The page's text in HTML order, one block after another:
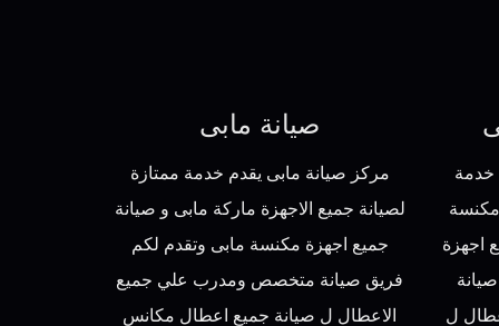
صيانة مابى
مركز صيانة مابى يقدم خدمة ممتازة
لصيانة جميع الاجهزة ماركة مابى و صيانة
جميع اجهزة مكنسة مابى وتقدم لكم
فريق صيانة متخصص ومدرب علي جميع
الاعطال ل صيانة جميع اعطال مكانس
خدمة
اجهزة
ل